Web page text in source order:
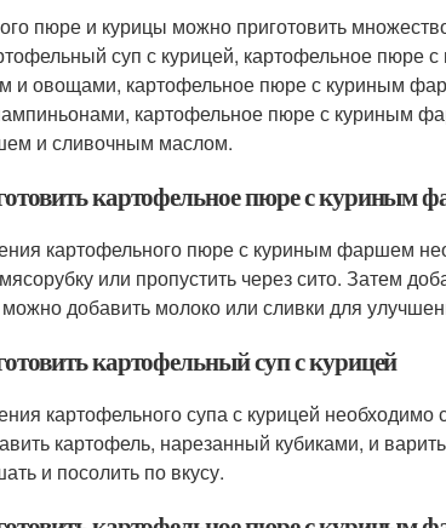
пюре и курицы можно приготовить
суп с курицей, картофельное пюре
и овощами, картофельное пюре с куриным
картофельное пюре с куриным
и сливочным маслом.
картофельное пюре с куриным
картофельного пюре с куриным фаршем
или пропустить через сито. Затем
добавить молоко или сливки для
картофельный суп с курицей
картофельного супа с курицей необходимо
картофель, нарезанный кубиками, и
и посолить по вкусу.